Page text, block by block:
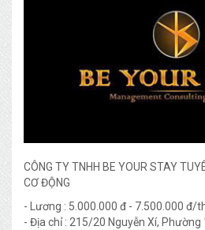
CÔNG TY TNHH BE YOUR STAY
CƠ ĐỘNG
- Lương : 5.000.000 đ - 7.500.000 đ/
- Địa chỉ : 215/20 Nguyễn Xí, Phường